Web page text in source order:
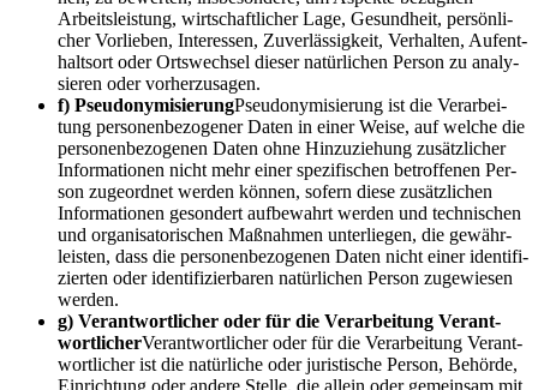
Arbeits­leis­tung, wirt­schaft­li­cher Lage, Gesund­heit, per­sön­li­
cher Vor­lie­ben, Inter­es­sen, Zuver­läs­sig­keit, Ver­hal­ten, Auf­ent­
halts­ort oder Orts­wech­sel die­ser natür­li­chen Per­son zu ana­ly­
sie­ren oder vorherzusagen.
f) Pseud­ony­mi­sie­rungPseud­ony­mi­sie­rung ist die Ver­ar­bei­
tung per­so­nen­be­zo­ge­ner Daten in einer Wei­se, auf wel­che die
per­so­nen­be­zo­ge­nen Daten ohne Hin­zu­zie­hung zusätz­li­cher
Infor­ma­tio­nen nicht mehr einer spe­zi­fi­schen betrof­fe­nen Per­
son zuge­ord­net wer­den kön­nen, sofern die­se zusätz­li­chen
Infor­ma­tio­nen geson­dert auf­be­wahrt wer­den und tech­ni­schen
und orga­ni­sa­to­ri­schen Maß­nah­men unter­lie­gen, die gewähr­
leis­ten, dass die per­so­nen­be­zo­ge­nen Daten nicht einer iden­ti­fi­
zier­ten oder iden­ti­fi­zier­ba­ren natür­li­chen Per­son zuge­wie­sen
werden.
g) Ver­ant­wort­li­cher oder für die Ver­ar­bei­tung Ver­ant­
wort­li­cherVer­ant­wort­li­cher oder für die Ver­ar­bei­tung Ver­ant­
wort­li­cher ist die natür­li­che oder juris­ti­sche Per­son, Behör­de,
Ein­rich­tung oder ande­re Stel­le, die allein oder gemein­sam mit